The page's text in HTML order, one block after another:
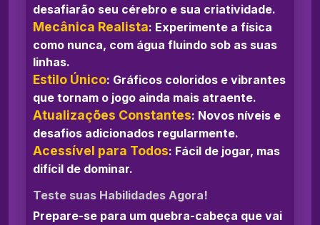
desafiarão seu cérebro e sua criatividade.
Mecânica Realista: Experimente a física
como nunca, com água fluindo sob as suas
linhas.
Estilo Único: Gráficos coloridos e vibrantes
que tornam o jogo ainda mais atraente.
Atualizações Constantes: Novos níveis e
desafios adicionados regularmente.
Acessível para Todos: Fácil de jogar, mas
difícil de dominar.
Teste suas Habilidades Agora!
Prepare-se para um quebra-cabeça que vai